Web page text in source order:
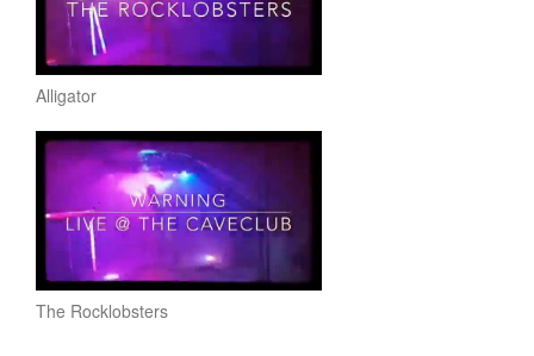
Alligator
The Rocklobsters